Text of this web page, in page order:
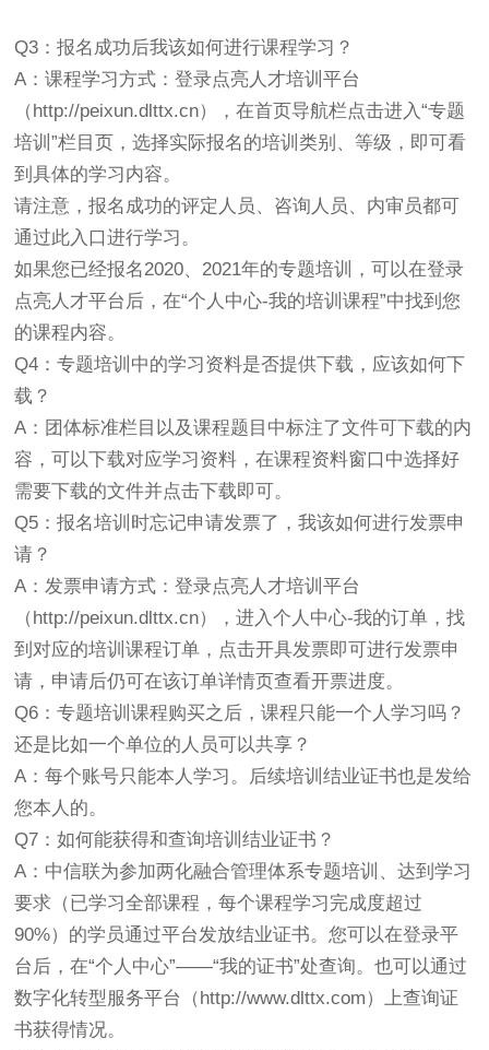
Q3：报名成功后我该如何进行课程学习？
A：课程学习方式：登录点亮人才培训平台
（http://peixun.dlttx.cn），在首页导航栏点击进入“专题
培训”栏目页，选择实际报名的培训类别、等级，即可看
到具体的学习内容。
请注意，报名成功的评定人员、咨询人员、内审员都可
通过此入口进行学习。
如果您已经报名2020、2021年的专题培训，可以在登录
点亮人才平台后，在“个人中心-我的培训课程”中找到您
的课程内容。
Q4：专题培训中的学习资料是否提供下载，应该如何下
载？
A：团体标准栏目以及课程题目中标注了文件可下载的内
容，可以下载对应学习资料，在课程资料窗口中选择好
需要下载的文件并点击下载即可。
Q5：报名培训时忘记申请发票了，我该如何进行发票申
请？
A：发票申请方式：登录点亮人才培训平台
（http://peixun.dlttx.cn），进入个人中心-我的订单，找
到对应的培训课程订单，点击开具发票即可进行发票申
请，申请后仍可在该订单详情页查看开票进度。
Q6：专题培训课程购买之后，课程只能一个人学习吗？
还是比如一个单位的人员可以共享？
A：每个账号只能本人学习。后续培训结业证书也是发给
您本人的。
Q7：如何能获得和查询培训结业证书？
A：中信联为参加两化融合管理体系专题培训、达到学习
要求（已学习全部课程，每个课程学习完成度超过
90%）的学员通过平台发放结业证书。您可以在登录平
台后，在“个人中心”——“我的证书”处查询。也可以通过
数字化转型服务平台（http://www.dlttx.com）上查询证
书获得情况。